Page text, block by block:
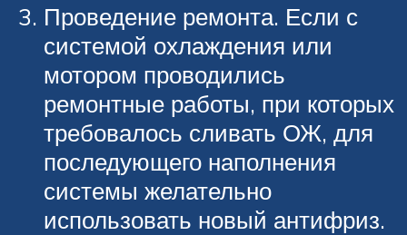
Проведение ремонта. Если с
системой охлаждения или
мотором проводились
ремонтные работы, при которых
требовалось сливать ОЖ, для
последующего наполнения
системы желательно
использовать новый антифриз.